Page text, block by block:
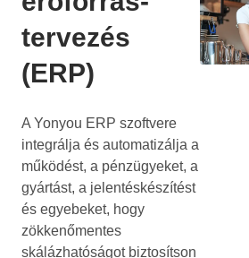
tervezés
(ERP)
A Yonyou ERP szoftvere
integrálja és automatizálja a
működést, a pénzügyeket, a
gyártást, a jelentéskészítést
és egyebeket, hogy
zökkenőmentes
skálázhatóságot biztosítson